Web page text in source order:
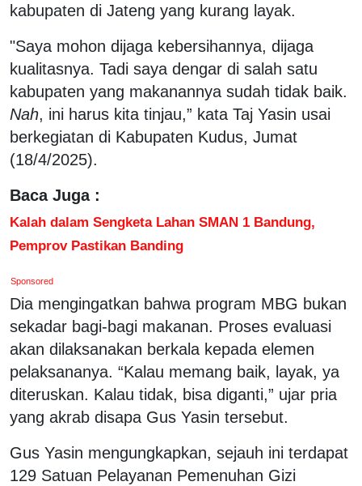
kabupaten di Jateng yang kurang layak.
"Saya mohon dijaga kebersihannya, dijaga
kualitasnya. Tadi saya dengar di salah satu
kabupaten yang makanannya sudah tidak baik.
Nah, ini harus kita tinjau,” kata Taj Yasin usai
berkegiatan di Kabupaten Kudus, Jumat
(18/4/2025).
Baca Juga :
Kalah dalam Sengketa Lahan SMAN 1 Bandung,
Pemprov Pastikan Banding
Sponsored
Dia mengingatkan bahwa program MBG bukan
sekadar bagi-bagi makanan. Proses evaluasi
akan dilaksanakan berkala kepada elemen
pelaksananya. “Kalau memang baik, layak, ya
diteruskan. Kalau tidak, bisa diganti,” ujar pria
yang akrab disapa Gus Yasin tersebut.
Gus Yasin mengungkapkan, sejauh ini terdapat
129 Satuan Pelayanan Pemenuhan Gizi